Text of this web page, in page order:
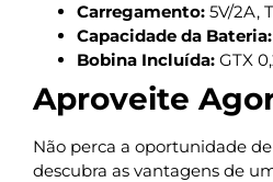
Carregamento: 5V/2A,
Capacidade da Bateria:
Bobina Incluída: GTX
Aproveite
Não perca a oportunidade
descubra as vantagens de